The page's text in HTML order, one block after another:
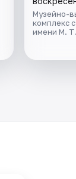
Музейно-
комплекс
имени М.